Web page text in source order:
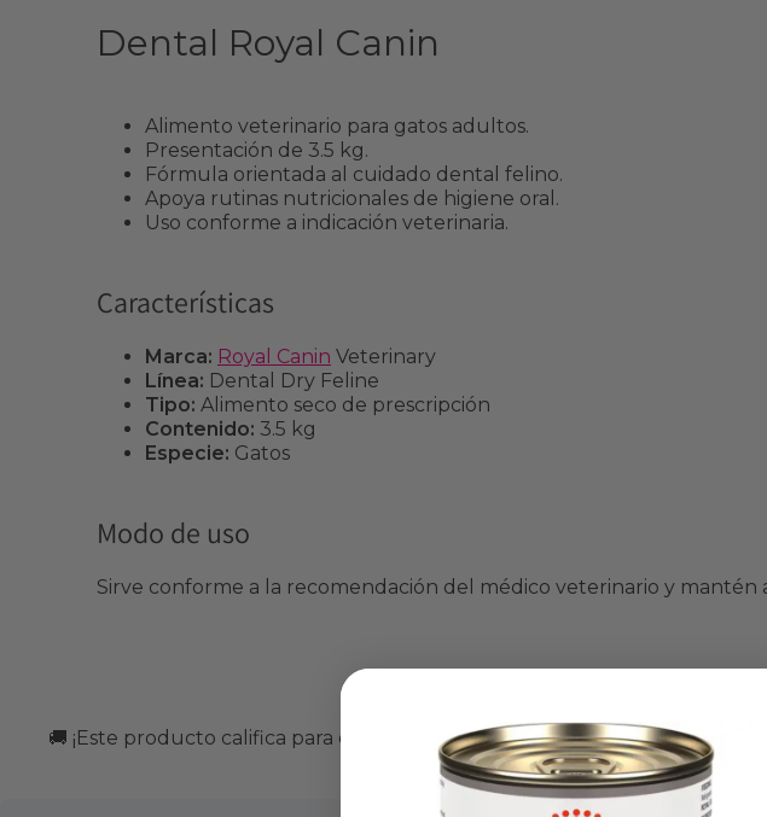
Dental Royal Canin
Alimento veterinario para gatos adultos.
Presentación de 3.5 kg.
Fórmula orientada al cuidado dental felino.
Apoya rutinas nutricionales de higiene oral.
Uso conforme a indicación veterinaria.
Características
Marca: Royal Canin Veterinary
Línea: Dental Dry Feline
Tipo: Alimento seco de prescripción
Contenido: 3.5 kg
Especie: Gatos
Modo de uso
Sirve conforme a la recomendación del médico veterinario y mantén
🚚 ¡Este producto califica para envío gratis!